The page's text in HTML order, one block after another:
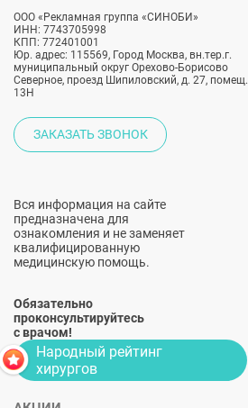
ООО «Рекламная группа «СИНОБИ»
ИНН: 7743705998
КПП: 772401001
Юр. адрес: 115569, Город Москва, вн.тер.г.
муниципальный округ Орехово-Борисово
Северное, проезд Шипиловский, д. 27, помещ.
13Н
ЗАКАЗАТЬ ЗВОНОК
Вся информация на сайте
предназначена для
ознакомления и не заменяет
квалифицированную
медицинскую помощь.
Обязательно
проконсультируйтесь
с врачом!
Народный рейтинг
хирургов